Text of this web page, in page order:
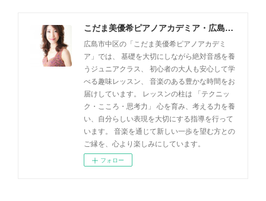
こだま美優希ピアノアカデミア・広島市中区
広島市中区の「こだま美優希ピアノアカデミ
ア」では、 基礎を大切にしながら絶対音感を養
うジュニアクラス、 初心者の大人も安心して学
べる趣味レッスン、 音楽のある豊かな時間をお
届けしています。 レッスンの柱は 「テクニッ
ク・こころ・思考力」 心を育み、考える力を養
い、自分らしい表現を大切にする指導を行って
います。 音楽を通じて新しい一歩を望む方との
ご縁を、心より楽しみにしています。
フォロー